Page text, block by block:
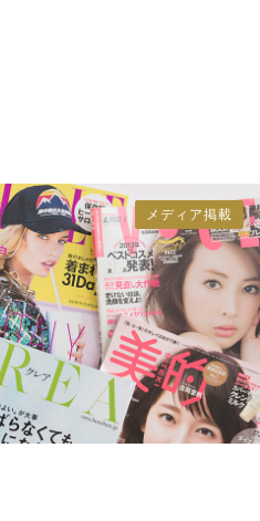
メディア掲載